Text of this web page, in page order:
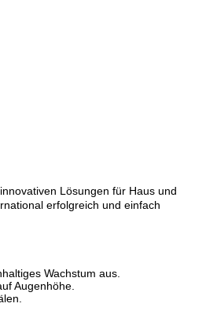
Lösungen für Haus und
erfolgreich und einfach
Wachstum aus.
Augenhöhe.